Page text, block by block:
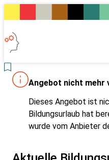
Angebot nicht mehr
Dieses Angebot ist
Bildungsurlaub hat
wurde vom Anbieter